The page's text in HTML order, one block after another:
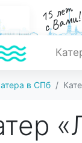
15 лет
с Вами!
в СПб